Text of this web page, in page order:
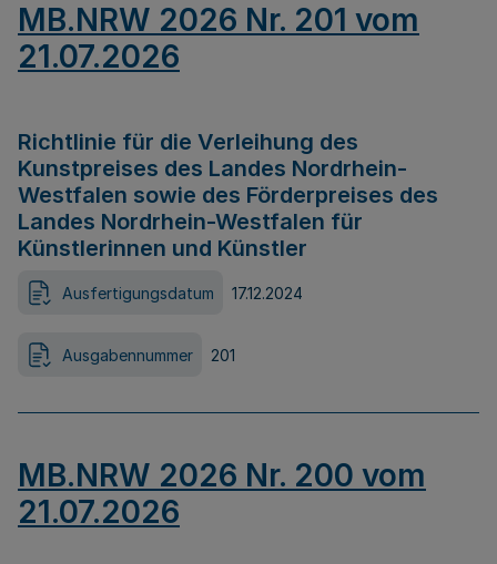
MB.NRW 2026 Nr. 201 vom
21.07.2026
Richtlinie für die Verleihung des
Kunstpreises des Landes Nordrhein-
Westfalen sowie des Förderpreises des
Landes Nordrhein-Westfalen für
Künstlerinnen und Künstler
Ausfertigungsdatum 17.12.2024
Ausgabennummer 201
MB.NRW 2026 Nr. 200 vom
21.07.2026